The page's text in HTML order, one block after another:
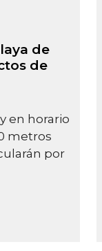
de
de
en horario
metros
por